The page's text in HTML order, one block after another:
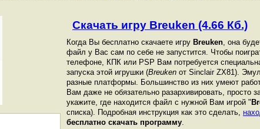
Скачать игру Breuken (4.66 Кб.)
Когда Вы бесплатно скачаете игру Breuken, она
файл у Вас сам по себе не запустится. Чтобы
телефоне, КПК или PSP Вам потребуется
запуска этой игрушки (Breuken от Sinclair ZX81).
разные платформы. Большинство из них умеют
Вам даже не обязательно разархивировать, просто
укажите, где находится файл с нужной Вам игрой "
списка). Подробная инструкция как это сделать,
бесплатно скачать программу.